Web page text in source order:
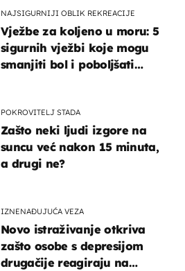
NAJSIGURNIJI OBLIK REKREACIJE
Vježbe za koljeno u moru: 5
sigurnih vježbi koje mogu
smanjiti bol i poboljšati
POKROVITELJ STADA
Zašto neki ljudi izgore na
suncu već nakon 15 minuta,
a drugi ne?
IZNENAĐUJUĆA VEZA
Novo istraživanje otkriva
zašto osobe s depresijom
drugačije reagiraju na